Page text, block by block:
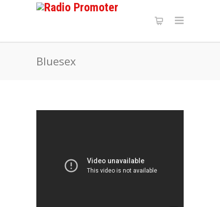
Bluesex